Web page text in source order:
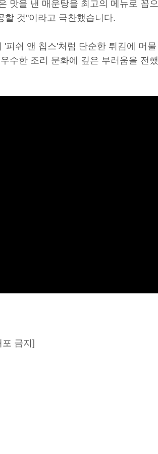
맛을 낸 매운탕을 최고의 메뉴로 꼽으
할 것"이라고 극찬했습니다.
피쉬 앤 칩스'처럼 단순한 튀김에 머물
수한 조리 문화에 깊은 부러움을 전했
금지]